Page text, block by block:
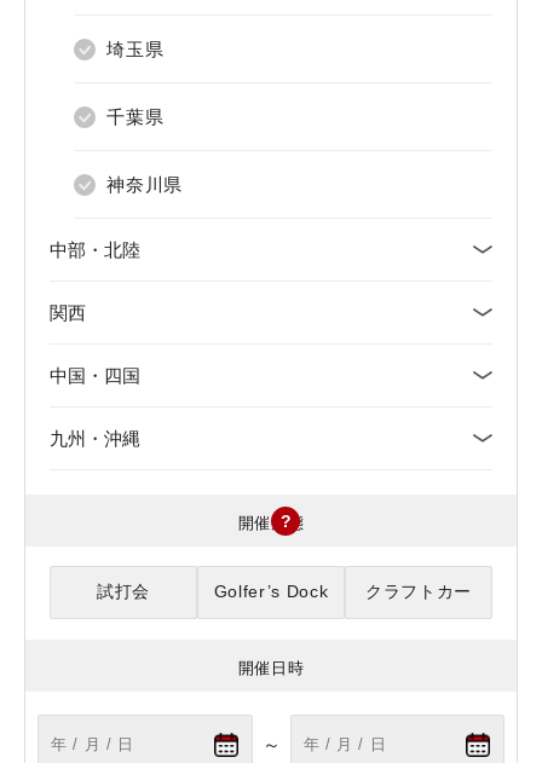
山形県
福島県
埼玉県
千葉県
神奈川県
中部・北陸
富山県
石川県
山梨県
岐阜県
関西
京都府
大阪府
滋賀県
奈良県
中国・四国
鳥取県
山口県
九州・沖縄
佐賀県
?
開催形態
試打会 Golfer’s Dock クラフトカー
開催日時
～